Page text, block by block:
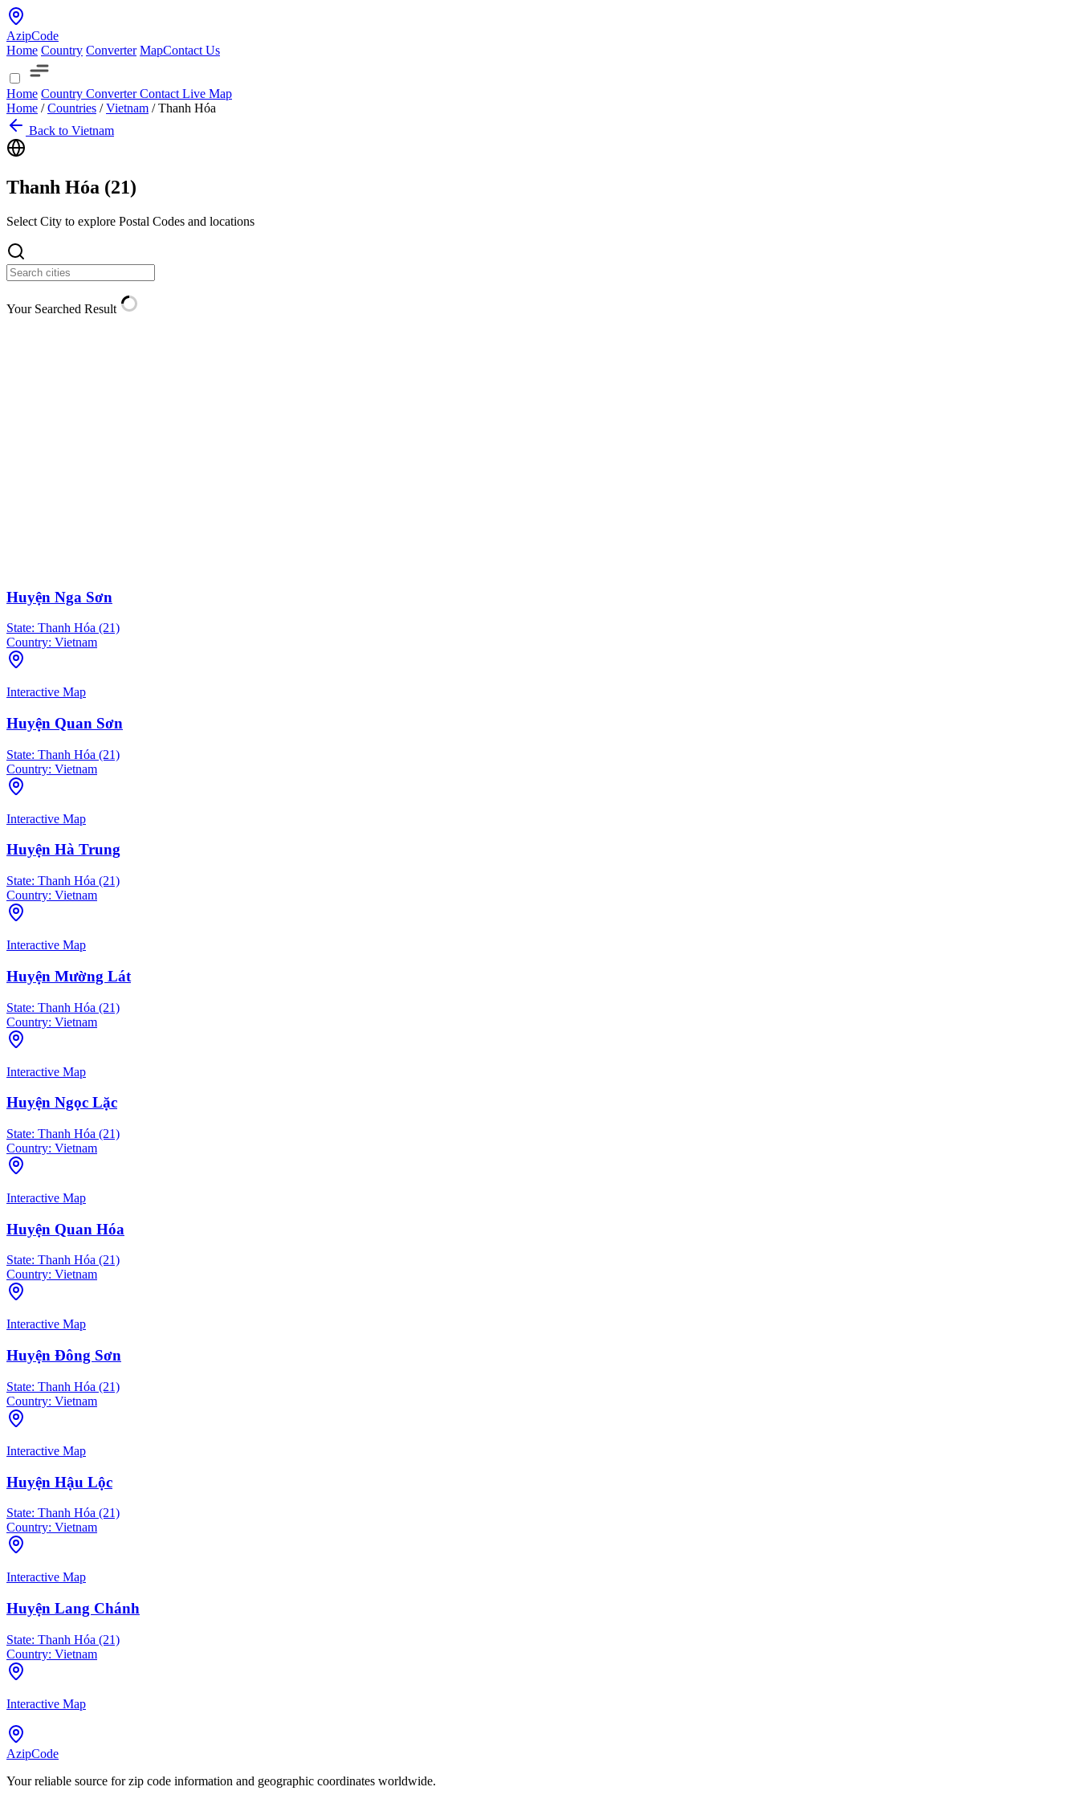
AzipCode
Home Country Converter MapContact Us
Home Country ConverterContact Live Map
Home / Countries / Vietnam / Thanh Hóa
Back to Vietnam
Thanh Hóa (21)
Select City to explore Postal Codes and locations
Your Searched Result
Huyện Nga Sơn
State: Thanh Hóa (21)
Country: Vietnam
Interactive Map
Huyện Quan Sơn
State: Thanh Hóa (21)
Country: Vietnam
Interactive Map
Huyện Hà Trung
State: Thanh Hóa (21)
Country: Vietnam
Interactive Map
Huyện Mường Lát
State: Thanh Hóa (21)
Country: Vietnam
Interactive Map
Huyện Ngọc Lặc
State: Thanh Hóa (21)
Country: Vietnam
Interactive Map
Huyện Quan Hóa
State: Thanh Hóa (21)
Country: Vietnam
Interactive Map
Huyện Đông Sơn
State: Thanh Hóa (21)
Country: Vietnam
Interactive Map
Huyện Hậu Lộc
State: Thanh Hóa (21)
Country: Vietnam
Interactive Map
Huyện Lang Chánh
State: Thanh Hóa (21)
Country: Vietnam
Interactive Map
AzipCode
Your reliable source for zip code information and geographic coordinates worldwide.